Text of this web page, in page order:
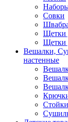
Совки
Щетки
Щетки
Вешалки,
настенные